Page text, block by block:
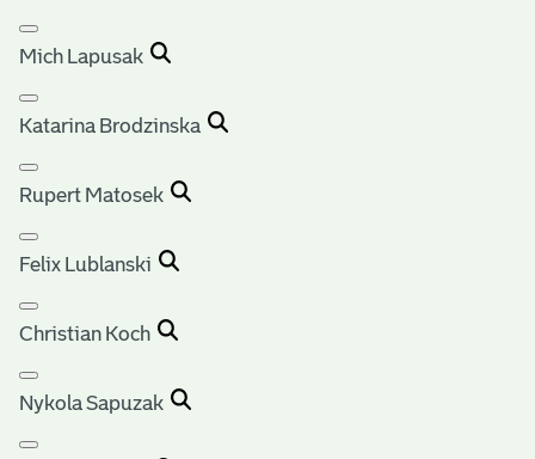
Mich Lapusak
Katarina Brodzinska
Rupert Matosek
Felix Lublanski
Christian Koch
Nykola Sapuzak